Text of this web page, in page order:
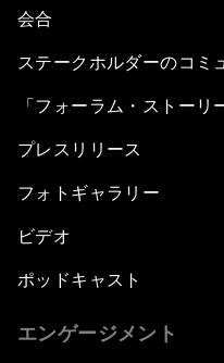
会合
ステークホルダーのコミ
「フォーラム・ストーリ
プレスリリース
フォトギャラリー
ビデオ
ポッドキャスト
エンゲージメント